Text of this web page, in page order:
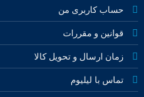
حساب کاربری من
قوانین و مقررات
زمان ارسال و تحویل کالا
تماس با لیلیوم